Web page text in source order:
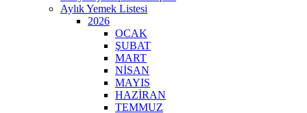
Aylık Yemek Listesi
2026
OCAK
ŞUBAT
MART
NİSAN
MAYIS
HAZİRAN
TEMMUZ